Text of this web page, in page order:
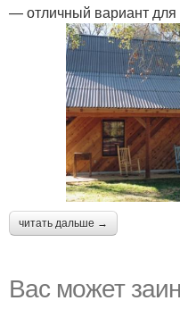
— отличный вариант
читать дальше →
Вас может